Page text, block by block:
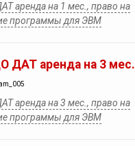
аренда на 1 мес., право на
программы для ЭВМ
ДАТ аренда на 3 мес.
аренда на 3 мес., право на
программы для ЭВМ